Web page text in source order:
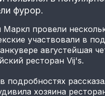
фурор.
провели
участвовали в
августейшая
ресторан Vij's.
подробностях
хозяина